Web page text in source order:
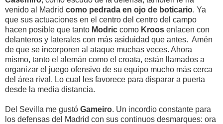
venido al Madrid como pedrada en ojo de boticario. Ya
que sus actuaciones en el centro del centro del campo
hacen posible que tanto Modric como Kroos enlacen con
delanteros y laterales con más asiduidad que antes. Amén
de que se incorporen al ataque muchas veces. Ahora
mismo, tanto el alemán como el croata, están llamados a
organizar el juego ofensivo de su equipo mucho más cerca
del área rival. Lo cual les favorece para disparar a puerta
desde la media distancia.
Del Sevilla me gustó Gameiro. Un incordio constante para
los defensas del Madrid con sus continuos desmarques: ora